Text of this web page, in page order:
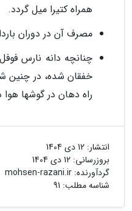
همراه کتیرا میل گردد.
مصرف آن در دوران
چنانچه دانه نارس
خفقان شده، در چنین
راه دهان در گوشها هوا
انتشار: 12 دی 1404
بروزرسانی: 12 دی 1404
گردآورنده: mohsen-razani.ir
شناسه مطلب: 91